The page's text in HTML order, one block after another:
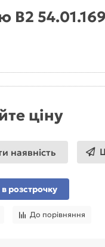
54.01.169
ціну
наявність
розстрочку
До порівняння